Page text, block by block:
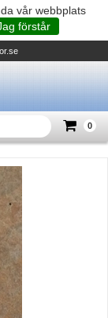
vår webbplats
förstår
0